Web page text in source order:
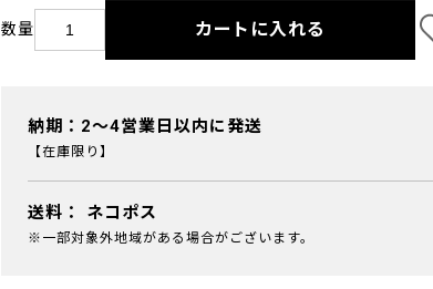
数量 カートに入れる
納期：2～4営業日以内に発送
【在庫限り】
送料： ネコポス
※一部対象外地域がある場合がございます。